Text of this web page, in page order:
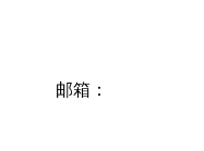
邮箱：